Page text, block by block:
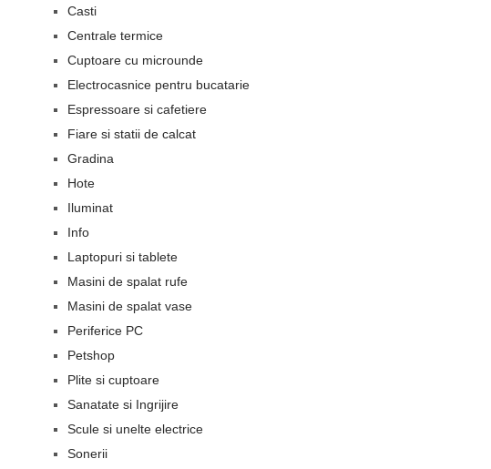
Casti
Centrale termice
Cuptoare cu microunde
Electrocasnice pentru bucatarie
Espressoare si cafetiere
Fiare si statii de calcat
Gradina
Hote
Iluminat
Info
Laptopuri si tablete
Masini de spalat rufe
Masini de spalat vase
Periferice PC
Petshop
Plite si cuptoare
Sanatate si Ingrijire
Scule si unelte electrice
Sonerii